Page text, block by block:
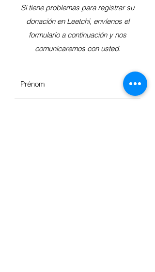
Si tiene problemas para registrar su
donación en Leetchi, envíenos el
formulario a continuación y nos
comunicaremos con usted.